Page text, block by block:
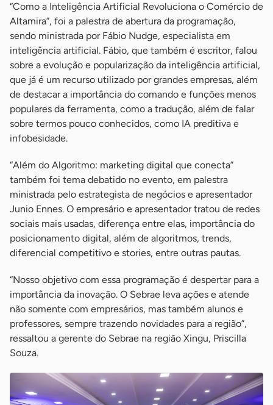
“Como a Inteligência Artificial Revoluciona o Comércio de
Altamira”, foi a palestra de abertura da programação,
sendo ministrada por Fábio Nudge, especialista em
inteligência artificial. Fábio, que também é escritor, falou
sobre a evolução e popularização da inteligência artificial,
que já é um recurso utilizado por grandes empresas, além
de destacar a importância do comando e funções menos
populares da ferramenta, como a tradução, além de falar
sobre termos pouco conhecidos, como IA preditiva e
infobesidade.
“Além do Algoritmo: marketing digital que conecta”
também foi tema debatido no evento, em palestra
ministrada pelo estrategista de negócios e apresentador
Junio Ennes. O empresário e apresentador tratou de redes
sociais mais usadas, diferença entre elas, importância do
posicionamento digital, além de algoritmos, trends,
diferencial competitivo e stories, entre outras pautas.
“Nosso objetivo com essa programação é despertar para a
importância da inovação. O Sebrae leva ações e atende
não somente com empresários, mas também alunos e
professores, sempre trazendo novidades para a região”,
ressaltou a gerente do Sebrae na região Xingu, Priscilla
Souza.